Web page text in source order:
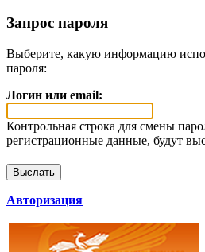
Запрос пароля
Выберите, какую информацию
пароля:
Логин или email:
Контрольная строка для смены
регистрационные данные, будут
Авторизация